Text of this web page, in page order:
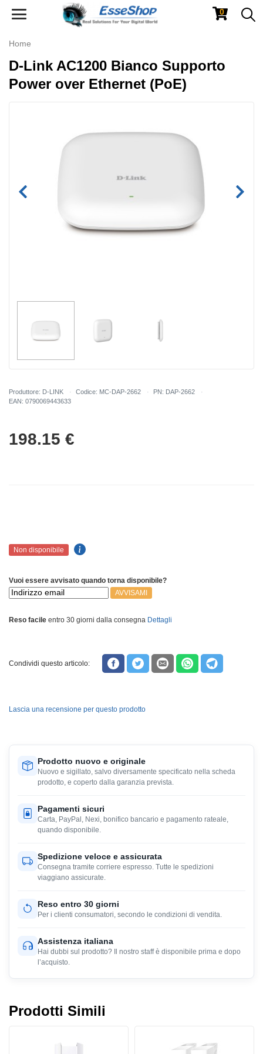
Toggle
0
Home
D-Link AC1200 Bianco Supporto
Power over Ethernet (PoE)
Produttore: D-LINK Codice: MC-DAP-2662
PN: DAP-2662
EAN: 0790069443633
198.15 €
Non disponibile
Vuoi essere avvisato quando torna disponibile?
AVVISAMI
Reso facile entro 30 giorni dalla consegna Dettagli
Condividi questo articolo:
Lascia una recensione per questo prodotto
Prodotto nuovo e originale
Nuovo e sigillato, salvo diversamente specificato nella scheda
prodotto, e coperto dalla garanzia prevista.
Pagamenti sicuri
Carta, PayPal, Nexi, bonifico bancario e pagamento rateale,
quando disponibile.
Spedizione veloce e assicurata
Consegna tramite corriere espresso. Tutte le spedizioni
viaggiano assicurate.
Reso entro 30 giorni
Per i clienti consumatori, secondo le condizioni di vendita.
Assistenza italiana
Hai dubbi sul prodotto? Il nostro staff è disponibile prima e dopo
l’acquisto.
Prodotti Simili